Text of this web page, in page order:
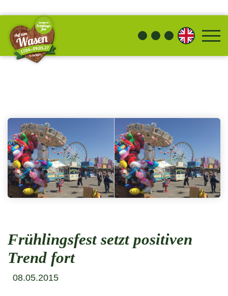
Frühlingsfest setzt positiven
Trend fort
08.05.2015